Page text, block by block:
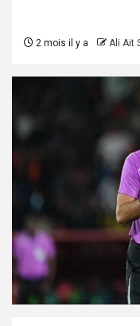
2 mois il y a Ali Ait